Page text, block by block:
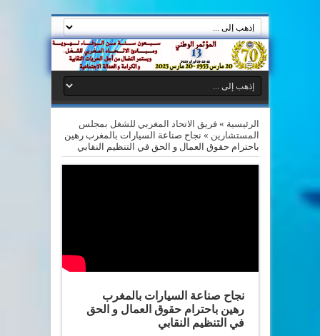
الرئيسية »فريق الاتحاد المغربي للشغل بمجلس
المستشارين » نجاح صناعة السيارات بالمغرب رهين
باحترام حقوق العمال و الحق في التنظيم النقابي
نجاح صناعة السيارات بالمغرب
رهين باحترام حقوق العمال و الحق
في التنظيم النقابي